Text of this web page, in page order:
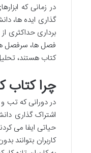
در زمانی که
گذاری ایده ها،
برداری حداکثری
فصل ها، سرفصل ها
کتاب هستند،
چرا کتاب
در دورانی که تب و
اشتراک گذاری
حیاتی ایفا می
کاربران